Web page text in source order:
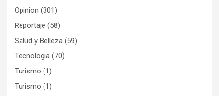
Opinion (301)
Reportaje (58)
Salud y Belleza (59)
Tecnologia (70)
Turismo (1)
Turismo (1)